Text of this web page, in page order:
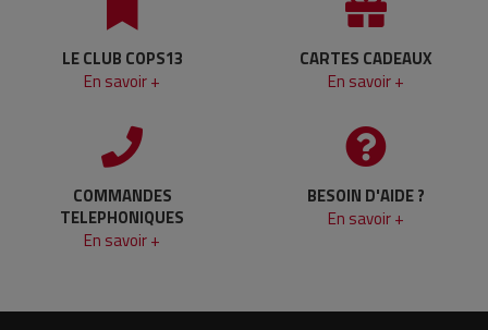
LE CLUB COPS13
En savoir +
CARTES CADEAUX
En savoir +
COMMANDES
TELEPHONIQUES
En savoir +
BESOIN D'AIDE ?
En savoir +